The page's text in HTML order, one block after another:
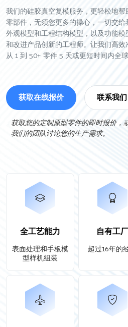
我们的硅胶真空复模服务，更轻松地
零部件，无须您更多的操心，一切交
外观模型和工程结构模型，以及功能
和改进产品创新的工程师。让我们高
从 1 到 50+ 零件 5 天或更短时间内全
获取在线报价 联系我们
获取您的定制原型零件的即时报价，
我们的团队讨论您的生产需求。
全工艺能力
表面处理和手板模
型样机组装
自有工厂
超过16年的